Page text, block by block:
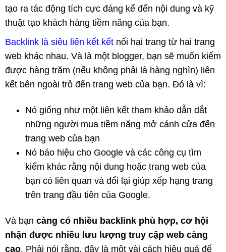
tạo ra tác động tích cực đáng kể đến nội dung và kỹ
thuật tạo khách hàng tiềm năng của bạn.
Backlink là siêu liên kết kết nối hai trang từ hai trang
web khác nhau. Và là một blogger, bạn sẽ muốn kiếm
được hàng trăm (nếu không phải là hàng nghìn) liên
kết bên ngoài trỏ đến trang web của bạn. Đó là vì:
Nó giống như một liên kết tham khảo dẫn dắt
những người mua tiềm năng mở cánh cửa đến
trang web của bạn
Nó báo hiệu cho Google và các công cụ tìm
kiếm khác rằng nội dung hoặc trang web của
bạn có liên quan và đổi lại giúp xếp hạng trang
trên trang đầu tiên của Google.
Và bạn càng có nhiều backlink phù hợp, cơ hội
nhận được nhiều lưu lượng truy cập web càng
cao. Phải nói rằng, đây là một vài cách hiệu quả để